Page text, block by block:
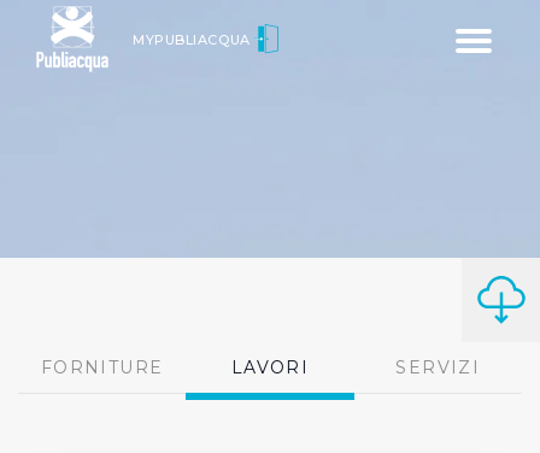
Toggle
MYPUBLIACQUA
FORNITURE LAVORI SERVIZI